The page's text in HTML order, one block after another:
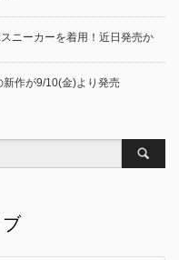
ニーカーを着用！近日発売か
新作が9/10(金)より発売